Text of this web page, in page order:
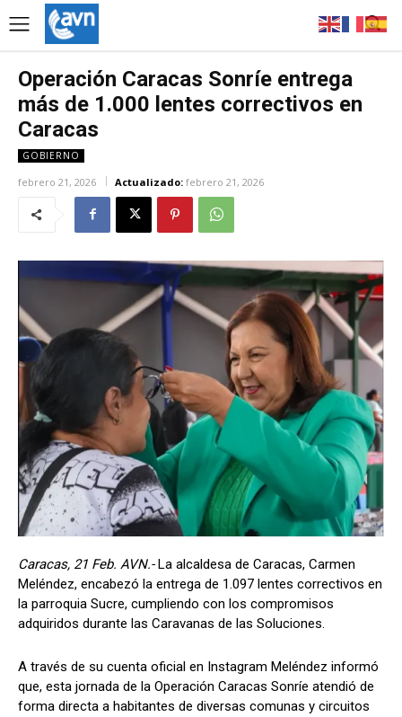
Operación Caracas Sonríe entrega
más de 1.000 lentes correctivos en
Caracas
GOBIERNO
febrero 21, 2026 Actualizado: febrero 21, 2026
Caracas, 21 Feb. AVN.-La alcaldesa de Caracas, Carmen
Meléndez, encabezó la entrega de 1.097 lentes correctivos en
la parroquia Sucre, cumpliendo con los compromisos
adquiridos durante las Caravanas de las Soluciones.
A través de su cuenta oficial en Instagram Meléndez informó
que, esta jornada de la Operación Caracas Sonríe atendió de
forma directa a habitantes de diversas comunas y circuitos